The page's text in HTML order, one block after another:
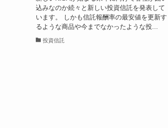
込みなのか続々と新しい投資信託を発表して
います。 しかも信託報酬率の最安値を更新す
るような商品や今までなかったような投...
投資信託